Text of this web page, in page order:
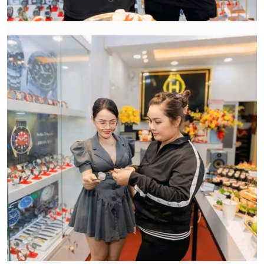
CẢM ƠN QUÝ KHÁCH ĐÃ TIN TƯỞNG VÀ ỦNG HỘ
HWATCH CHUYÊN NHẬP KHẨU và PHÂN PHỐI CÁC
LOẠI ĐỒNG HỒ CHÍNH HÃNG.
CẢM ƠN QUÝ KHÁCH ĐÃ TIN TƯỞNG VÀ ỦNG HỘ
HWATCH CHUYÊN NHẬP KHẨU và PHÂN PHỐI CÁC
LOẠI ĐỒNG HỒ CHÍNH HÃNG.